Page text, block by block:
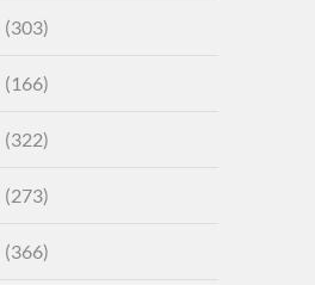
(303)
(166)
(322)
(273)
(366)